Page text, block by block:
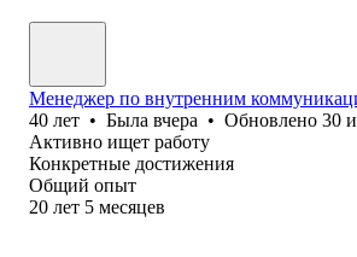
Менеджер по внутренним
40 лет • Была вчера • Обновлено 30
Активно ищет работу
Конкретные достижения
Общий опыт
20 лет 5 месяцев